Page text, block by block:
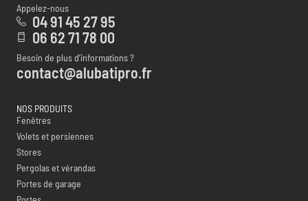
Appelez-nous
04 91 45 27 95
06 62 71 78 00
Besoin de plus d’informations ?
contact@alubatipro.fr
NOS PRODUITS
Fenêtres
Volets et persiennes
Stores
Pergolas et vérandas
Portes de garage